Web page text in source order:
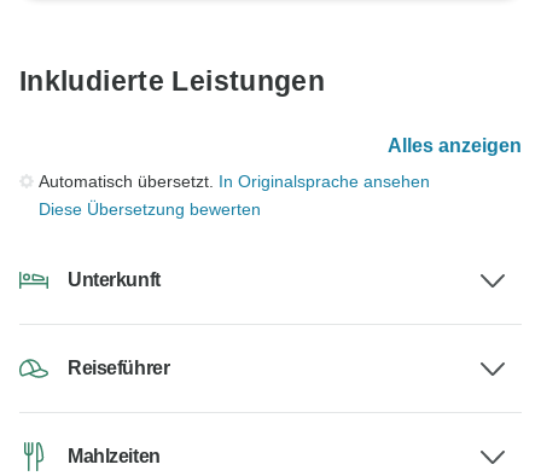
Inkludierte Leistungen
Alles anzeigen
Automatisch übersetzt. In Originalsprache ansehen
Diese Übersetzung bewerten
Unterkunft
Reiseführer
Mahlzeiten